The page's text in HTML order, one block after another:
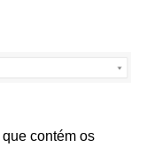
que contém os